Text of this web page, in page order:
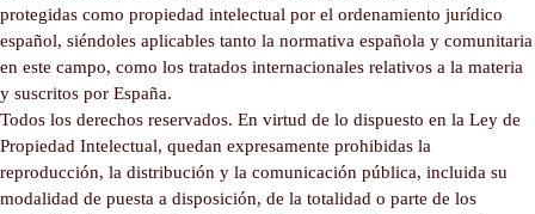
protegidas como propiedad intelectual por el ordenamiento jurídico
español, siéndoles aplicables tanto la normativa española y comunitaria
en este campo, como los tratados internacionales relativos a la materia
y suscritos por España.
Todos los derechos reservados. En virtud de lo dispuesto en la Ley de
Propiedad Intelectual, quedan expresamente prohibidas la
reproducción, la distribución y la comunicación pública, incluida su
modalidad de puesta a disposición, de la totalidad o parte de los